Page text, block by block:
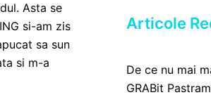
Asta se
si-am zis
sa sun
si m-a
Articole
De ce nu mai
GRABit